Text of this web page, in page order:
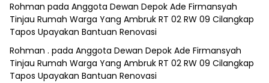
Rohman pada Anggota Dewan Depok Ade Firmansyah
Tinjau Rumah Warga Yang Ambruk RT 02 RW 09 Cilangkap
Tapos Upayakan Bantuan Renovasi
Rohman . pada Anggota Dewan Depok Ade Firmansyah
Tinjau Rumah Warga Yang Ambruk RT 02 RW 09 Cilangkap
Tapos Upayakan Bantuan Renovasi